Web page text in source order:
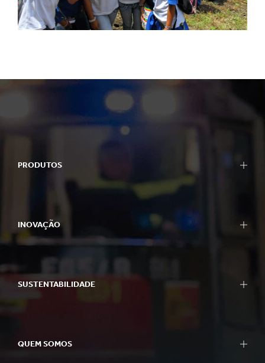
PRODUTOS
INOVAÇÃO
SUSTENTABILIDADE
QUEM SOMOS